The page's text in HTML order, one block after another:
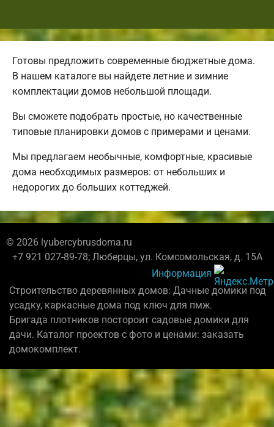
Готовы предложить современные бюджетные дома.
В нашем каталоге вы найдете летние и зимние
комплектации домов небольшой площади.
Вы сможете подобрать простые, но качественные
типовые планировки домов с примерами и ценами.
Мы предлагаем необычные, комфортные, красивые
дома необходимых размеров: от небольших и
недорогих до больших коттеджей.
© 2026 lyubercybrusdoma.ru
+7 921 027-89-78; Люберцы, ул. Комсомольская, д. 15А
Информация
Строительство деревянных домов: Дачные домики под
усадку, каркасные дома под ключ для пмж.
Бригада плотников постороит садовые домики для
дачи. Каталог проектов с фото и ценами: заказать
домокомплект.